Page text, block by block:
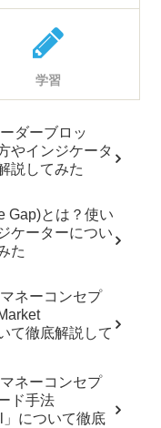
学習
ダーブロッ
やインジケータ
説してみた
Gap)とは？使い
ケーターについ
た
ネーコンセプ
て徹底解説して
ネーコンセプ
ド手法
」について徹底